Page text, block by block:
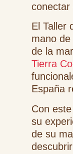
conectar
El Taller
mano
de la
Tierra
España
Con
su
de su